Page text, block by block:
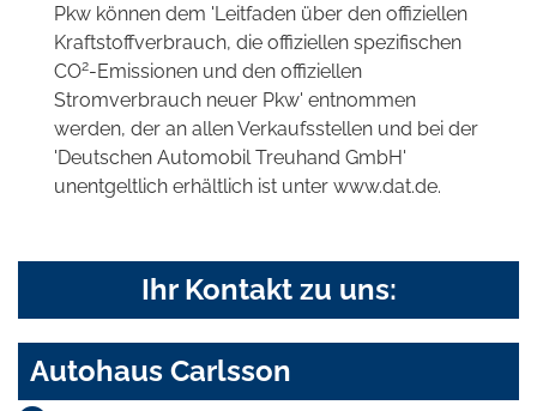
Pkw können dem 'Leitfaden über den offiziellen
Kraftstoffverbrauch, die offiziellen spezifischen
CO2-Emissionen und den offiziellen
Stromverbrauch neuer Pkw' entnommen
werden, der an allen Verkaufsstellen und bei der
'Deutschen Automobil Treuhand GmbH'
unentgeltlich erhältlich ist unter www.dat.de.
Ihr Kontakt zu uns:
Autohaus Carlsson